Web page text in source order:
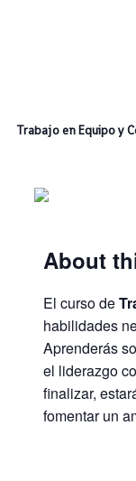
Trabajo en Equipo y
About
El curso de
habilidades
Aprenderás
el liderazgo
finalizar,
fomentar un